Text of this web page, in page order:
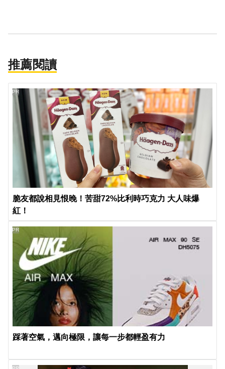
推薦閱讀
脆友都說相見恨晚！苦甜72%比利時巧克力 大人味爆
紅！
PR
踩著空氣，邁向極限，讓每一步都輕盈有力
PR